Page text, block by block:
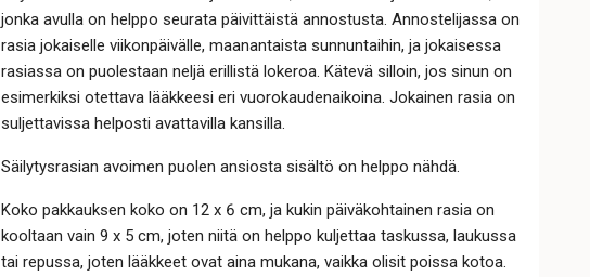
jonka avulla on helppo seurata päivittäistä annostusta. Annostelijassa on
rasia jokaiselle viikonpäivälle, maanantaista sunnuntaihin, ja jokaisessa
rasiassa on puolestaan neljä erillistä lokeroa. Kätevä silloin, jos sinun on
esimerkiksi otettava lääkkeesi eri vuorokaudenaikoina. Jokainen rasia on
suljettavissa helposti avattavilla kansilla.
Säilytysrasian avoimen puolen ansiosta sisältö on helppo nähdä.
Koko pakkauksen koko on 12 x 6 cm, ja kukin päiväkohtainen rasia on
kooltaan vain 9 x 5 cm, joten niitä on helppo kuljettaa taskussa, laukussa
tai repussa, joten lääkkeet ovat aina mukana, vaikka olisit poissa kotoa.